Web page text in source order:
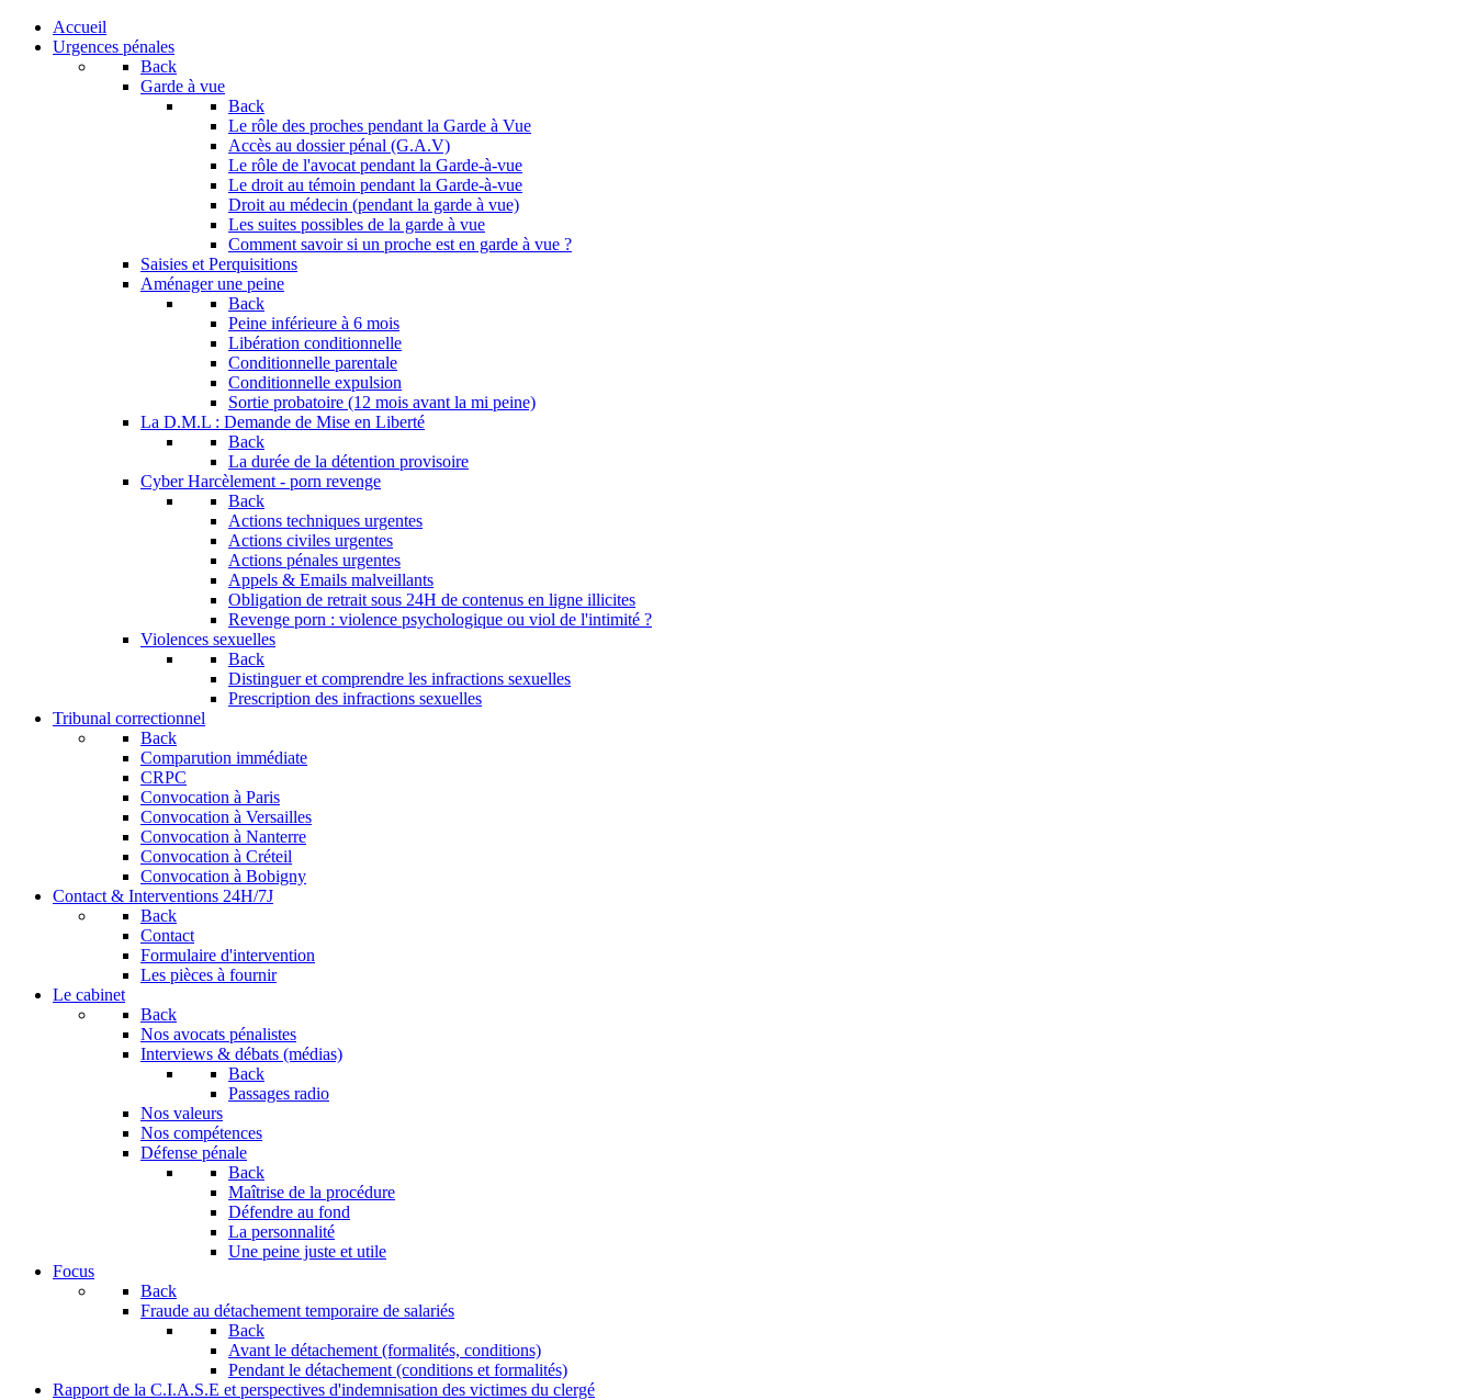
Accueil
Urgences pénales
Back
Garde à vue
Back
Le rôle des proches pendant la Garde à Vue
Accès au dossier pénal (G.A.V)
Le rôle de l'avocat pendant la Garde-à-vue
Le droit au témoin pendant la Garde-à-vue
Droit au médecin (pendant la garde à vue)
Les suites possibles de la garde à vue
Comment savoir si un proche est en garde à vue ?
Saisies et Perquisitions
Aménager une peine
Back
Peine inférieure à 6 mois
Libération conditionnelle
Conditionnelle parentale
Conditionnelle expulsion
Sortie probatoire (12 mois avant la mi peine)
La D.M.L : Demande de Mise en Liberté
Back
La durée de la détention provisoire
Cyber Harcèlement - porn revenge
Back
Actions techniques urgentes
Actions civiles urgentes
Actions pénales urgentes
Appels & Emails malveillants
Obligation de retrait sous 24H de contenus en ligne illicites
Revenge porn : violence psychologique ou viol de l'intimité ?
Violences sexuelles
Back
Distinguer et comprendre les infractions sexuelles
Prescription des infractions sexuelles
Tribunal correctionnel
Back
Comparution immédiate
CRPC
Convocation à Paris
Convocation à Versailles
Convocation à Nanterre
Convocation à Créteil
Convocation à Bobigny
Contact & Interventions 24H/7J
Back
Contact
Formulaire d'intervention
Les pièces à fournir
Le cabinet
Back
Nos avocats pénalistes
Interviews & débats (médias)
Back
Passages radio
Nos valeurs
Nos compétences
Défense pénale
Back
Maîtrise de la procédure
Défendre au fond
La personnalité
Une peine juste et utile
Focus
Back
Fraude au détachement temporaire de salariés
Back
Avant le détachement (formalités, conditions)
Pendant le détachement (conditions et formalités)
Rapport de la C.I.A.S.E et perspectives d'indemnisation des victimes du clergé